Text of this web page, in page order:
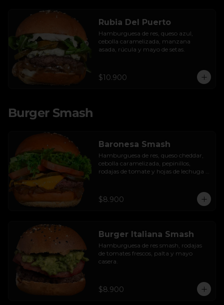
Rubia Del Puerto
Hamburguesa de res, queso azul,
cebolla caramelizada, manzana
asada, rúcula y mayo de setas.
$10.900
Burger Smash
Baronesa Smash
Hamburguesa de res, queso cheddar,
cebolla caramelizada, pepinillos,
rodajas de tomate y hojas de lechuga
$8.900
Burger Italiana Smash
Hamburguesa de res smash, rodajas
de tomates frescos, palta y mayo
casera.
$8.900